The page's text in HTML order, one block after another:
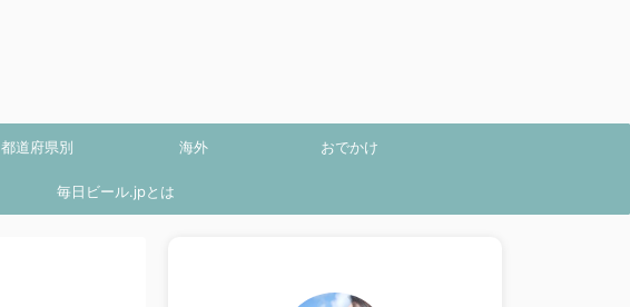
都道府県別 海外 おでかけ
毎日ビール.jpとは